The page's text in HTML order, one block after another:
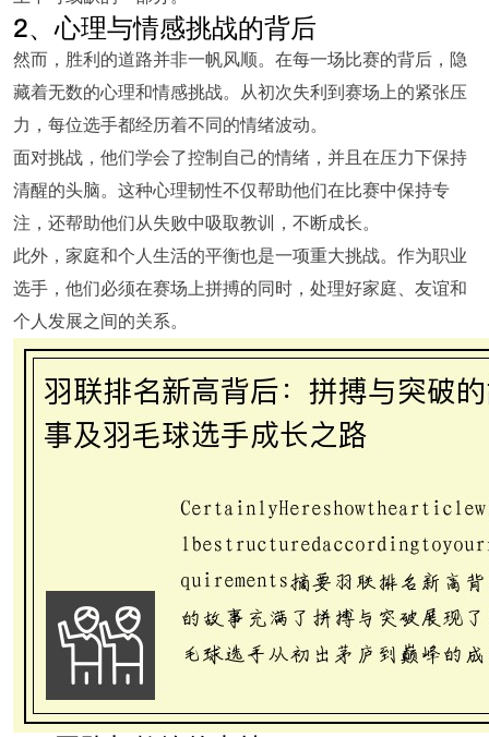
2、心理与情感挑战的背后
然而，胜利的道路并非一帆风顺。在每一场比赛的背后，隐
藏着无数的心理和情感挑战。从初次失利到赛场上的紧张压
力，每位选手都经历着不同的情绪波动。
面对挑战，他们学会了控制自己的情绪，并且在压力下保持
清醒的头脑。这种心理韧性不仅帮助他们在比赛中保持专
注，还帮助他们从失败中吸取教训，不断成长。
此外，家庭和个人生活的平衡也是一项重大挑战。作为职业
选手，他们必须在赛场上拼搏的同时，处理好家庭、友谊和
个人发展之间的关系。